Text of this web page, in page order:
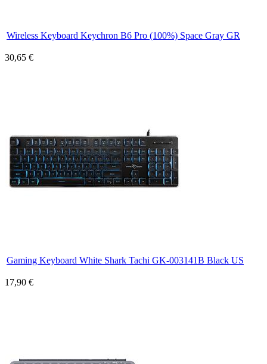
Wireless Keyboard Keychron B6 Pro (100%) Space Gray GR
30,65 €
Gaming Keyboard White Shark Tachi GK-003141B Black US
17,90 €